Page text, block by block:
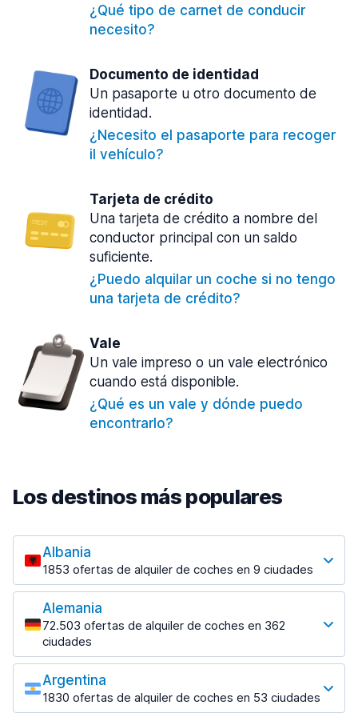
¿Qué tipo de carnet de conducir
necesito?
Documento de identidad
Un pasaporte u otro documento de
identidad.
¿Necesito el pasaporte para recoger
il vehículo?
Tarjeta de crédito
Una tarjeta de crédito a nombre del
conductor principal con un saldo
suficiente.
¿Puedo alquilar un coche si no tengo
una tarjeta de crédito?
Vale
Un vale impreso o un vale electrónico
cuando está disponible.
¿Qué es un vale y dónde puedo
encontrarlo?
Los destinos más populares
Albania
1853 ofertas de alquiler de coches en 9 ciudades
Los destinos más populares
Tirana
1433 ofertas en 7 lugares
Tirana Aeropuerto
desde 31,41 € al día
Alemania
72.503 ofertas de alquiler de coches en 362
ciudades
Los destinos más populares
Berlin
3476 ofertas en 28 lugares
Argentina
1830 ofertas de alquiler de coches en 53 ciudades
Los destinos más populares